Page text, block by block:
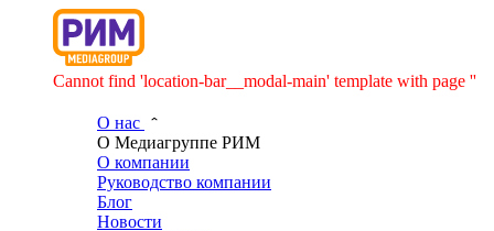
Cannot find 'location-bar__modal-main' template with page ''
О нас
О Медиагруппе РИМ
О компании
Руководство компании
Блог
Новости